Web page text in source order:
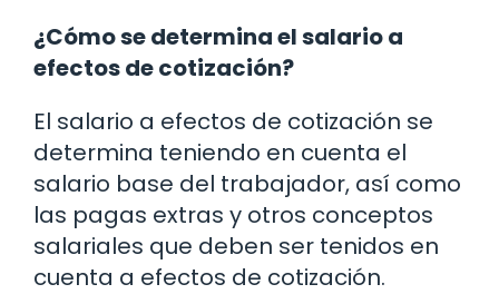
¿Cómo se determina el salario a
efectos de cotización?
El salario a efectos de cotización se
determina teniendo en cuenta el
salario base del trabajador, así como
las pagas extras y otros conceptos
salariales que deben ser tenidos en
cuenta a efectos de cotización.